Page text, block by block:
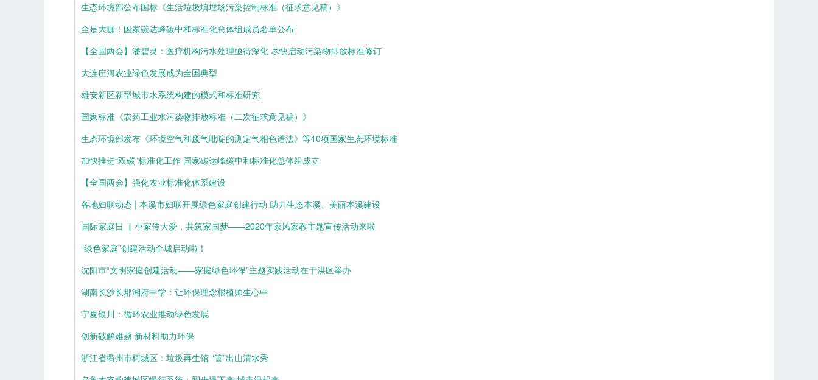
生态环境部公布国标《生活垃圾填埋场污染控制标准（征求意见稿）》
全是大咖！国家碳达峰碳中和标准化总体组成员名单公布
【全国两会】潘碧灵：医疗机构污水处理亟待深化 尽快启动污染物排放标准修订
大连庄河农业绿色发展成为全国典型
雄安新区新型城市水系统构建的模式和标准研究
国家标准《农药工业水污染物排放标准（二次征求意见稿）》
生态环境部发布《环境空气和废气吡啶的测定气相色谱法》等10项国家生态环境标准
加快推进“双碳”标准化工作 国家碳达峰碳中和标准化总体组成立
【全国两会】强化农业标准化体系建设
各地妇联动态 | 本溪市妇联开展绿色家庭创建行动 助力生态本溪、美丽本溪建设
国际家庭日 ▏小家传大爱，共筑家国梦——2020年家风家教主题宣传活动来啦
“绿色家庭”创建活动全城启动啦！
沈阳市“文明家庭创建活动——家庭绿色环保”主题实践活动在于洪区举办
湖南长沙长郡湘府中学：让环保理念根植师生心中
宁夏银川：循环农业推动绿色发展
创新破解难题 新材料助力环保
浙江省衢州市柯城区：垃圾再生馆 “管”出山清水秀